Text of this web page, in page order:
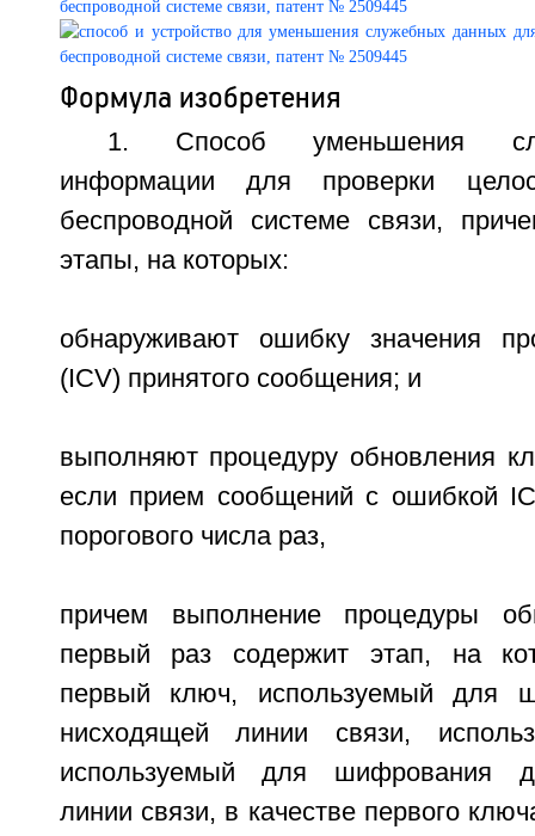
Формула изобретения
1. Способ уменьшения
информации для проверки
беспроводной системе связи,
этапы, на которых:
обнаруживают ошибку значения
(ICV) принятого сообщения; и
выполняют процедуру обновления
если прием сообщений с ошибкой
порогового числа раз,
причем выполнение процедуры
первый раз содержит этап, на
первый ключ, используемый для
нисходящей линии связи,
используемый для шифрования
линии связи, в качестве первого